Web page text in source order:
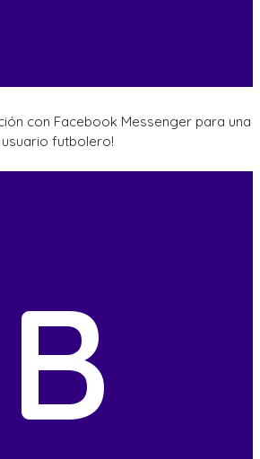
con Facebook Messenger para una
futbolero!
B